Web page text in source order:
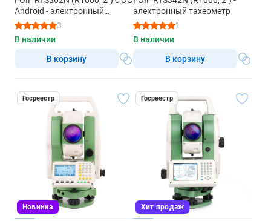
Страна изготовления
Япония
Гарантийный срок
Android - электронный
тахеометр3
В наличии
В корзину
электронный тахеометр
1
В наличии
В корзину
Госреестр
Новинка
Госреестр
Хит продаж